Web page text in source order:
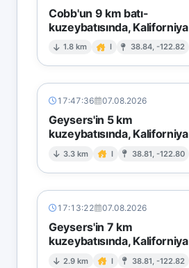
Cobb'un 9 km batı-
kuzeybatısında, Kaliforniya
1.8 km I 38.84, -122.82
17:47:36 07.08.2026
Geysers'in 5 km
kuzeybatısında, Kaliforniya
3.3 km I 38.81, -122.80
17:13:22 07.08.2026
Geysers'in 7 km
kuzeybatısında, Kaliforniya
2.9 km I 38.81, -122.82